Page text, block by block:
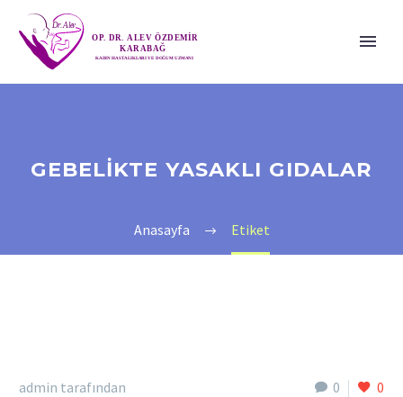
GEBELIKTE YASAKLI GIDALAR
Anasayfa Etiket
0 0
admin tarafından